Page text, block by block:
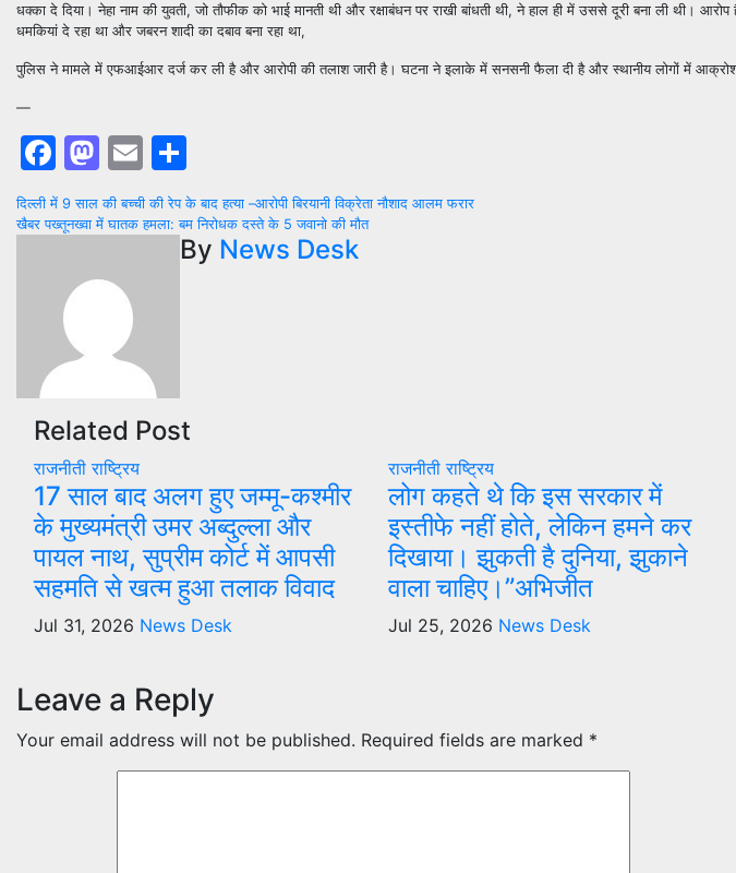
धक्का दे दिया। नेहा नाम की युवती, जो तौफीक को भाई मानती थी और रक्षाबंधन पर राखी बांधती थी, ने हाल ही में उससे दूरी बना ली थी।
धमकियां दे रहा था और जबरन शादी का दबाव बना रहा था,
पुलिस ने मामले में एफआईआर दर्ज कर ली है और आरोपी की तलाश जारी है। घटना ने इलाके में सनसनी फैला दी है और स्थानीय लोगों में
—
Facebook
Mastodon
Email
Post
navigation
दिल्ली में 9 साल की बच्ची की रेप के बाद हत्या –आरोपी बिरयानी विक्रेता नौशाद आलम फरार
खैबर पख्तूनख्वा में घातक हमला: बम निरोधक दस्ते के 5 जवानो की मौत
By News Desk
Related Post
राजनीतीराष्ट्रिय
17 साल बाद अलग हुए जम्मू-कश्मीर
के मुख्यमंत्री उमर अब्दुल्ला और
पायल नाथ, सुप्रीम कोर्ट में आपसी
सहमति से खत्म हुआ तलाक विवाद
Jul 31, 2026 News Desk
राजनीतीराष्ट्रिय
लोग कहते थे कि इस सरकार में
इस्तीफे नहीं होते, लेकिन हमने कर
दिखाया। झुकती है दुनिया, झुकाने
वाला चाहिए।”अभिजीत
Jul 25, 2026 News Desk
Leave a Reply
Your email address will not be published. Required fields are marked *